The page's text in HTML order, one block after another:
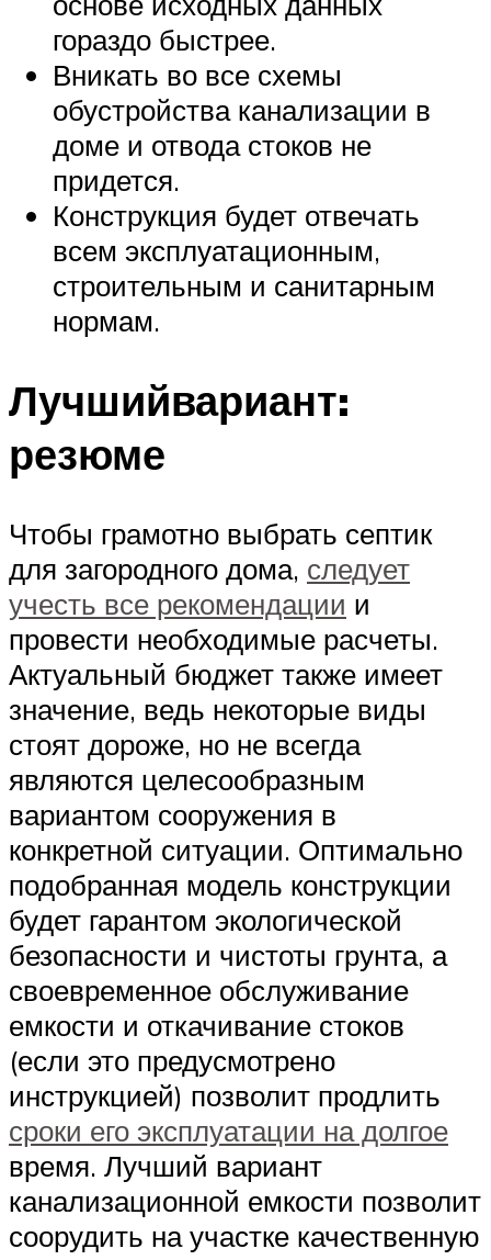
гораздо быстрее.
Вникать во все схемы
обустройства канализации в
доме и отвода стоков не
придется.
Конструкция будет отвечать
всем эксплуатационным,
строительным и санитарным
нормам.
Лучшийвариант:
резюме
Чтобы грамотно выбрать септик
для загородного дома, следует
учесть все рекомендации и
провести необходимые расчеты.
Актуальный бюджет также имеет
значение, ведь некоторые виды
стоят дороже, но не всегда
являются целесообразным
вариантом сооружения в
конкретной ситуации. Оптимально
подобранная модель конструкции
будет гарантом экологической
безопасности и чистоты грунта, а
своевременное обслуживание
емкости и откачивание стоков
(если это предусмотрено
инструкцией) позволит продлить
сроки его эксплуатации на долгое
время. Лучший вариант
канализационной емкости позволит
соорудить на участке качественную